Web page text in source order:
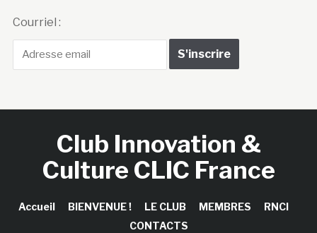
Courriel :
Club Innovation &
Culture CLIC France
Accueil BIENVENUE ! LE CLUB MEMBRES
RNCI
CONTACTS